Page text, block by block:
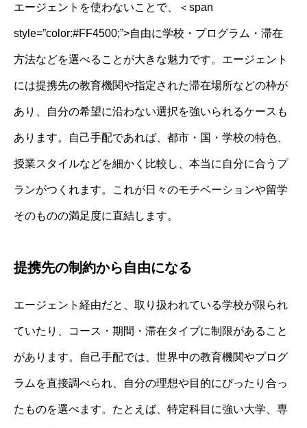
エージェントを使わないことで、＜span
style=”color:#FF4500;”>自由に学校・プログラム・滞在
方法などを選べることが大きな魅力です。エージェント
には提携先の教育機関や指定された滞在場所などの枠が
あり、自分の希望に沿わない選択を強いられるケースも
あります。自己手配であれば、都市・国・学校の特色、
授業スタイルなどを細かく比較し、本当に自分に合うプ
ランがつくれます。これが日々のモチベーションや留学
そのものの満足度に直結します。
提携先の制約から自由になる
エージェント経由だと、取り扱われている学校が限られ
ていたり、コース・期間・滞在タイプに制限があること
があります。自己手配では、世界中の教育機関やプログ
ラムを直接調べられ、自分の理想や目的にぴったり合っ
たものを選べます。たとえば、特定科目に強い大学、専